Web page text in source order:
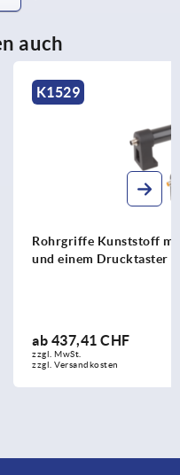
auch
Schaltfunktion